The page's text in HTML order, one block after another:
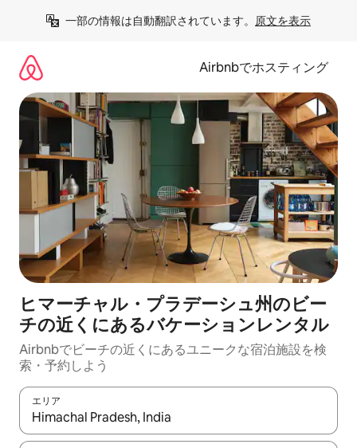
一部の情報は自動翻訳されています。 原文を表示
Airbnbでホスティング
ヒマーチャル・プラデーシュ州のビー
チの近くにあるバケーションレンタル
Airbnbでビーチの近くにあるユニークな宿泊施設を検
索・予約しよう
エリア
検索結果が表示されたら、上下の矢印キーを使って移動するか